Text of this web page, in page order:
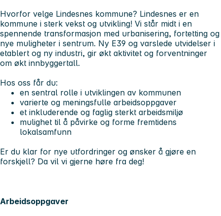
Hvorfor velge Lindesnes kommune? Lindesnes er en
kommune i sterk vekst og utvikling! Vi står midt i en
spennende transformasjon med urbanisering, fortetting og
nye muligheter i sentrum. Ny E39 og varslede utvidelser i
etablert og ny industri, gir økt aktivitet og forventninger
om økt innbyggertall.
Hos oss får du:
en sentral rolle i utviklingen av kommunen
varierte og meningsfulle arbeidsoppgaver
et inkluderende og faglig sterkt arbeidsmiljø
mulighet til å påvirke og forme fremtidens
lokalsamfunn
Er du klar for nye utfordringer og ønsker å gjøre en
forskjell? Da vil vi gjerne høre fra deg!
Arbeidsoppgaver